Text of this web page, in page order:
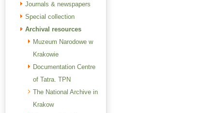
Journals & newspapers
Special collection
Archival resources
Muzeum Narodowe w
Krakowie
Documentation Centre
of Tatra. TPN
The National Archive in
Krakow